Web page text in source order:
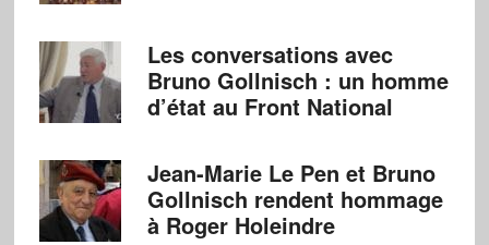
Les conversations avec
Bruno Gollnisch : un homme
d’état au Front National
Jean-Marie Le Pen et Bruno
Gollnisch rendent hommage
à Roger Holeindre